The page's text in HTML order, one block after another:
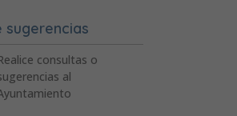
sugerencias
consultas o
al